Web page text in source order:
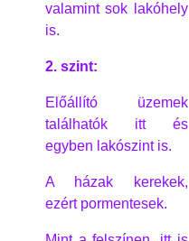
valamint sok lakóhely
is.
2. szint:
Előállító üzemek
találhatók itt és
egyben lakószint is.
A házak kerekek,
ezért pormentesek.